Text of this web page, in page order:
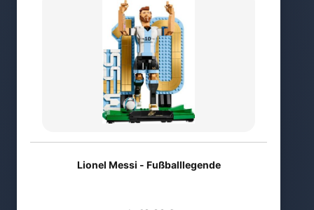
Lionel Messi - Fußballlegende